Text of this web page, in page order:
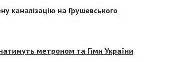
каналізацію на Грушевського
метроном та Гімн України